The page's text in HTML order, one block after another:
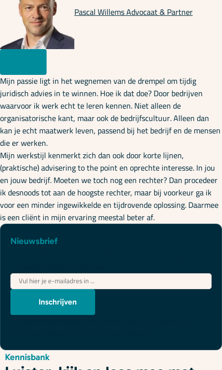
Pascal WillemsAdvocaat & Partner
Mijn passie ligt in het wegnemen van de drempel om tijdig
juridisch advies in te winnen. Hoe ik dat doe? Door bedrijven
waarvoor ik werk echt te leren kennen. Niet alleen de
organisatorische kant, maar ook de bedrijfscultuur. Alleen dan
kan je echt maatwerk leven, passend bij het bedrijf en de mensen
die er werken.
Mijn werkstijl kenmerkt zich dan ook door korte lijnen,
(praktische) advisering to the point en oprechte interesse. In jou
en jouw bedrijf. Moeten we toch nog een rechter? Dan procedeer
ik desnoods tot aan de hoogste rechter, maar bij voorkeur ga ik
voor een minder ingewikkelde en tijdrovende oplossing. Daarmee
is een cliënt in mijn ervaring meestal beter af.
Nieuwsbrief
E-
mailadres*
Inschrijven
Kennisbank